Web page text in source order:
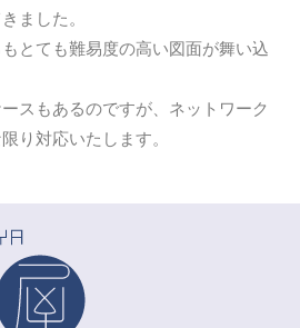
ました。
とても難易度の高い図面が舞い込
スもあるのですが、ネットワーク
り対応いたします。